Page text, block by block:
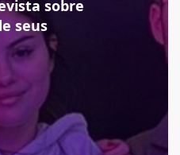
sobre
seus